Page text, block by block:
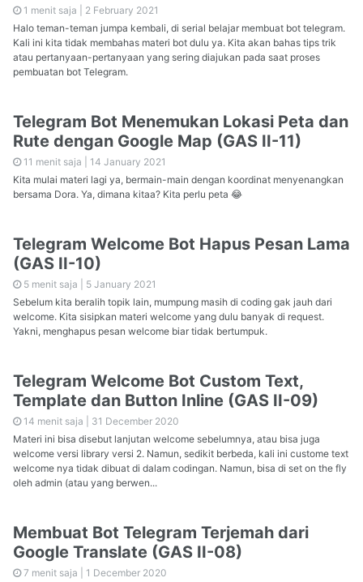
1 menit saja | 2 February 2021
Halo teman-teman jumpa kembali, di serial belajar membuat bot telegram.
Kali ini kita tidak membahas materi bot dulu ya. Kita akan bahas tips trik
atau pertanyaan-pertanyaan yang sering diajukan pada saat proses
pembuatan bot Telegram.
Telegram Bot Menemukan Lokasi Peta dan
Rute dengan Google Map (GAS II-11)
11 menit saja | 14 January 2021
Kita mulai materi lagi ya, bermain-main dengan koordinat menyenangkan
bersama Dora. Ya, dimana kitaa? Kita perlu peta 😂
Telegram Welcome Bot Hapus Pesan Lama
(GAS II-10)
5 menit saja | 5 January 2021
Sebelum kita beralih topik lain, mumpung masih di coding gak jauh dari
welcome. Kita sisipkan materi welcome yang dulu banyak di request.
Yakni, menghapus pesan welcome biar tidak bertumpuk.
Telegram Welcome Bot Custom Text,
Template dan Button Inline (GAS II-09)
14 menit saja | 31 December 2020
Materi ini bisa disebut lanjutan welcome sebelumnya, atau bisa juga
welcome versi library versi 2. Namun, sedikit berbeda, kali ini custome text
welcome nya tidak dibuat di dalam codingan. Namun, bisa di set on the fly
oleh admin (atau yang berwen...
Membuat Bot Telegram Terjemah dari
Google Translate (GAS II-08)
7 menit saja | 1 December 2020